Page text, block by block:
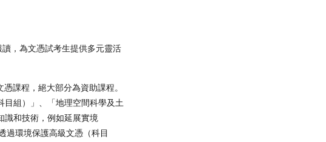
，為文憑試考生提供多元靈活
課程，絕大部分為資助課程。
目組）」、「地理空間科學及土
識和技術，例如延展實境
過環境保護高級文憑（科目